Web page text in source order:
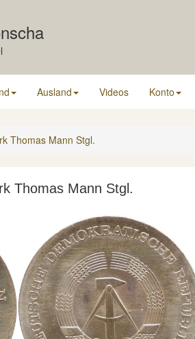
Ausland Videos Konto
Thomas Mann Stgl.
Thomas Mann Stgl.